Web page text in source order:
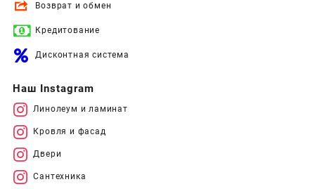
Возврат и обмен
Кредитование
Дисконтная система
Наш Instagram
Линолеум и ламинат
Кровля и фасад
Двери
Сантехника